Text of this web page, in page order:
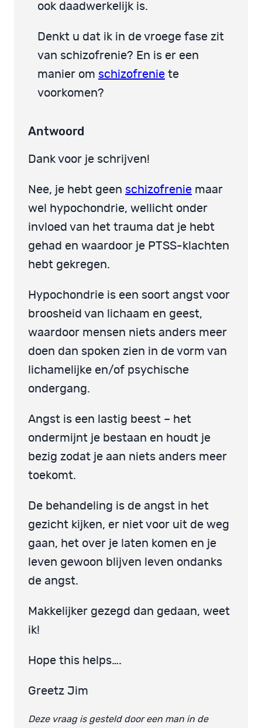
ook daadwerkelijk is.
Denkt u dat ik in de vroege fase zit
van schizofrenie? En is er een
manier om schizofrenie te
voorkomen?
Antwoord
Dank voor je schrijven!
Nee, je hebt geen schizofrenie maar
wel hypochondrie, wellicht onder
invloed van het trauma dat je hebt
gehad en waardoor je PTSS-klachten
hebt gekregen.
Hypochondrie is een soort angst voor
broosheid van lichaam en geest,
waardoor mensen niets anders meer
doen dan spoken zien in de vorm van
lichamelijke en/of psychische
ondergang.
Angst is een lastig beest – het
ondermijnt je bestaan en houdt je
bezig zodat je aan niets anders meer
toekomt.
De behandeling is de angst in het
gezicht kijken, er niet voor uit de weg
gaan, het over je laten komen en je
leven gewoon blijven leven ondanks
de angst.
Makkelijker gezegd dan gedaan, weet
ik!
Hope this helps….
Greetz Jim
Deze vraag is gesteld door een man in de